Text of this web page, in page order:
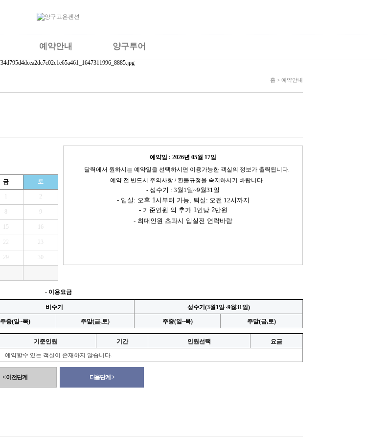
예약안내 양구투어
홈 > 예약안내
금 토
2
9
15 16
22 23
29
예약일 : 2026년 05월 17일
달력에서 원하시는 예약일을 선택하시면 이용가능한 객실의 정보가 출력됩니다.
예약 전 반드시 주의사항 / 환불규정을 숙지하시기 바랍니다.
- 성수기 : 3월1일~9월31일
- 입실: 오후 1시부터 가능, 퇴실: 오전 12시까지​
- 기준인원 외 추가 1인당 2만원
- 최대인원 초과시 입실전 연락바람
- 이용요금
비수기 성수기(3월1일~9월31일)
주중(일~목) 주말(금,토) 주중(일~목) 주말(금,토)
기준인원 기간 인원선택
요금
예약할수 있는 객실이 존재하지 않습니다.
< 이전단계 다음단계 >